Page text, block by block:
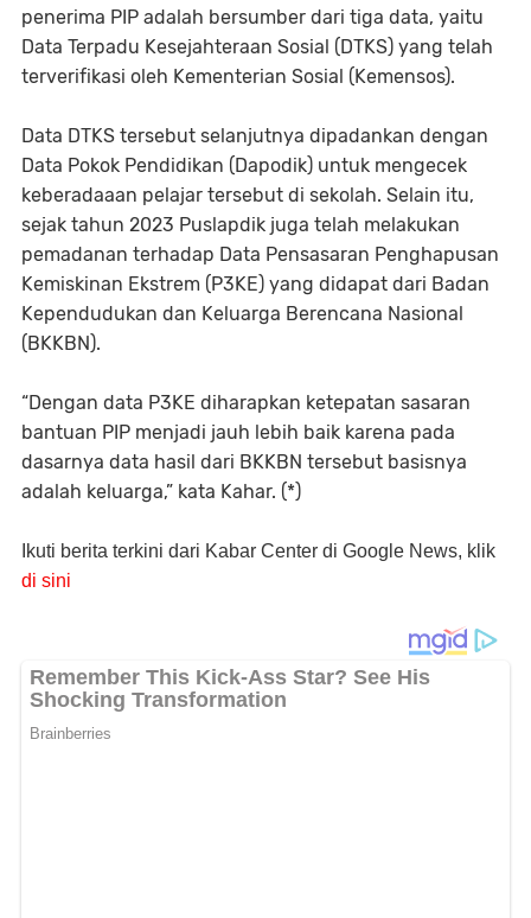
penerima PIP adalah bersumber dari tiga data, yaitu
Data Terpadu Kesejahteraan Sosial (DTKS) yang telah
terverifikasi oleh Kementerian Sosial (Kemensos).
Data DTKS tersebut selanjutnya dipadankan dengan
Data Pokok Pendidikan (Dapodik) untuk mengecek
keberadaaan pelajar tersebut di sekolah. Selain itu,
sejak tahun 2023 Puslapdik juga telah melakukan
pemadanan terhadap Data Pensasaran Penghapusan
Kemiskinan Ekstrem (P3KE) yang didapat dari Badan
Kependudukan dan Keluarga Berencana Nasional
(BKKBN).
“Dengan data P3KE diharapkan ketepatan sasaran
bantuan PIP menjadi jauh lebih baik karena pada
dasarnya data hasil dari BKKBN tersebut basisnya
adalah keluarga,” kata Kahar. (*)
Ikuti berita terkini dari Kabar Center di Google News, klik
di sini